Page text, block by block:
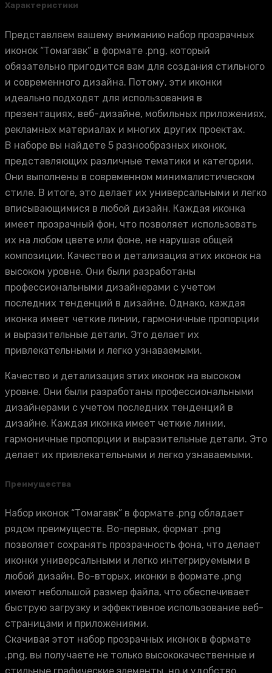
Характеристики
Представляем вашему вниманию набор прозрачных
иконок “Томагавк” в формате .png, который
обязательно пригодится вам для создания стильного
и современного дизайна. Потому, эти иконки
идеально подходят для использования в
презентациях, веб-дизайне, мобильных приложениях,
рекламных материалах и многих других проектах.
В наборе вы найдете 5 разнообразных иконок,
представляющих различные тематики и категории.
Они выполнены в современном минималистическом
стиле. В итоге, это делает их универсальными и легко
вписывающимися в любой дизайн. Каждая иконка
имеет прозрачный фон, что позволяет использовать
их на любом цвете или фоне, не нарушая общей
композиции. Качество и детализация этих иконок на
высоком уровне. Они были разработаны
профессиональными дизайнерами с учетом
последних тенденций в дизайне. Однако, каждая
иконка имеет четкие линии, гармоничные пропорции
и выразительные детали. Это делает их
привлекательными и легко узнаваемыми.
Качество и детализация этих иконок на высоком
уровне. Они были разработаны профессиональными
дизайнерами с учетом последних тенденций в
дизайне. Каждая иконка имеет четкие линии,
гармоничные пропорции и выразительные детали. Это
делает их привлекательными и легко узнаваемыми.
Преимущества
Набор иконок “Томагавк” в формате .png обладает
рядом преимуществ. Во-первых, формат .png
позволяет сохранять прозрачность фона, что делает
иконки универсальными и легко интегрируемыми в
любой дизайн. Во-вторых, иконки в формате .png
имеют небольшой размер файла, что обеспечивает
быструю загрузку и эффективное использование веб-
страницами и приложениями.
Скачивая этот набор прозрачных иконок в формате
.png, вы получаете не только высококачественные и